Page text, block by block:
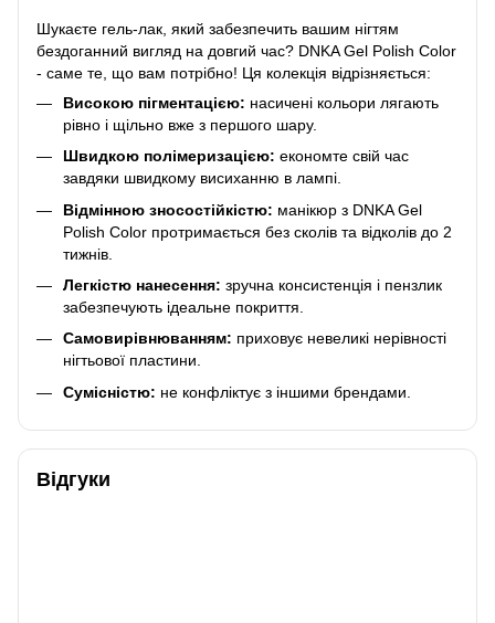
Шукаєте гель-лак, який забезпечить вашим нігтям
бездоганний вигляд на довгий час? DNKA Gel Polish Color
- саме те, що вам потрібно! Ця колекція відрізняється:
Високою пігментацією: насичені кольори лягають
рівно і щільно вже з першого шару.
Швидкою полімеризацією: економте свій час
завдяки швидкому висиханню в лампі.
Відмінною зносостійкістю: манікюр з DNKA Gel
Polish Color протримається без сколів та відколів до 2
тижнів.
Легкістю нанесення: зручна консистенція і пензлик
забезпечують ідеальне покриття.
Самовирівнюванням: приховує невеликі нерівності
нігтьової пластини.
Сумісністю: не конфліктує з іншими брендами.
Відгуки